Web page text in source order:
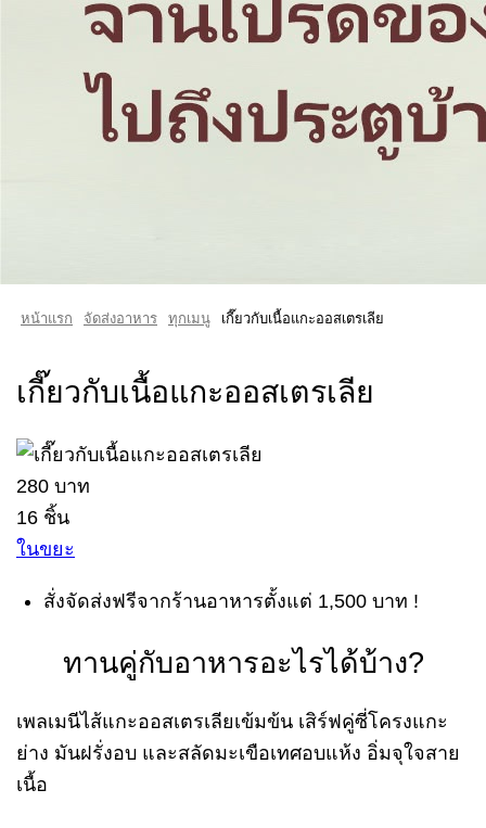
หน้าแรก จัดส่งอาหาร ทุกเมนู เกี๊ยวกับเนื้อแกะออสเตรเลีย
เกี๊ยวกับเนื้อแกะออสเตรเลีย
280 บาท
16 ชิ้น
ในขยะ
สั่งจัดส่งฟรีจากร้านอาหารตั้งแต่ 1,500 บาท !
ทานคู่กับอาหารอะไรได้บ้าง?
เพลเมนีไส้แกะออสเตรเลียเข้มข้น เสิร์ฟคู่ซี่โครงแกะ
ย่าง มันฝรั่งอบ และสลัดมะเขือเทศอบแห้ง อิ่มจุใจสาย
เนื้อ